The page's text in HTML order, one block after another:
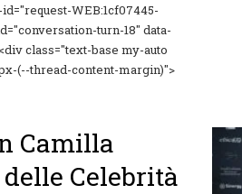
WEB:1cf07445-
turn-18" data-
class="text-base my-auto
(--thread-content-margin)">
Camilla
Celebrità